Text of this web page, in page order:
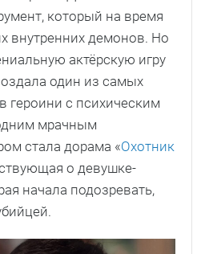
который на время
внутренних демонов. Но
актёрскую игру
один из самых
героини с психическим
мрачным
стала дорама «Охотник
о девушке-
начала подозревать,